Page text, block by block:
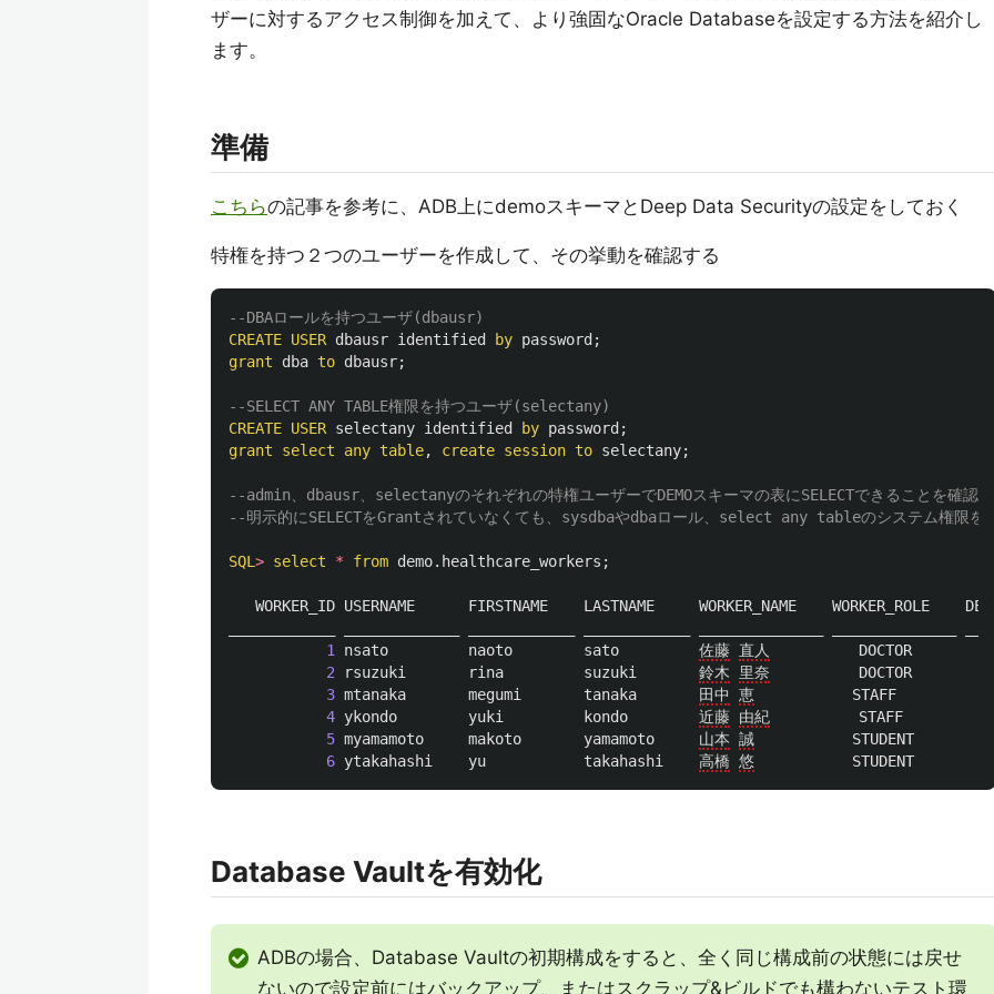
ザーに対するアクセス制御を加えて、より強固なOracle Databaseを設定する方法を紹介し
ます。
準備
こちらの記事を参考に、ADB上にdemoスキーマとDeep Data Securityの設定をしておく
特権を持つ２つのユーザーを作成して、その挙動を確認する
--DBAロールを持つユーザ(dbausr)
CREATE USER dbausr identified by password ;
grant
dba to dbausr;
--SELECT ANY TABLE権限を持つユーザ(selectany)
CREATE USER selectany identified by password ;
grant
select any table, create session to selectany;
--admin、dbausr、selectanyのそれぞれの特権ユーザーでDEMOスキーマの表にSELECTできることを確認
--明示的にSELECTをGrantされていなくても、sysdbaやdbaロール、select any tableのシステム権限を
SQL > select * from demo. healthcare_workers ;
WORKER_ID USERNAME FIRSTNAME LASTNAME WORKER_NAME WORKER_ROLE
1
nsato naoto sato 佐藤 直人 DOCTOR
2
rsuzuki rina suzuki 鈴木 里奈 DOCTOR
3 mtanaka megumi tanaka 田中 恵 STAFF
4 ykondo yuki kondo 近藤 由紀 STAFF
5 myamamoto makoto yamamoto 山本 誠 STUDENT
6 ytakahashi yu takahashi 高橋 悠 STUDENT
Database Vaultを有効化
ADBの場合、Database Vaultの初期構成をすると、全く同じ構成前の状態には戻せ
ないので設定前にはバックアップ、またはスクラップ&ビルドでも構わないテスト環